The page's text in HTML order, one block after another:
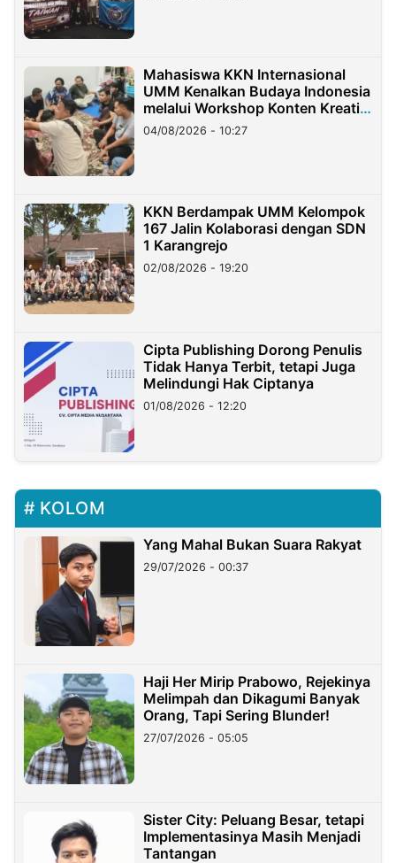
Mahasiswa KKN Internasional
UMM Kenalkan Budaya Indonesia
melalui Workshop Konten Kreatif
di Taiwan
04/08/2026 - 10:27
KKN Berdampak UMM Kelompok
167 Jalin Kolaborasi dengan SDN
1 Karangrejo
02/08/2026 - 19:20
Cipta Publishing Dorong Penulis
Tidak Hanya Terbit, tetapi Juga
Melindungi Hak Ciptanya
01/08/2026 - 12:20
KOLOM
Yang Mahal Bukan Suara Rakyat
29/07/2026 - 00:37
Haji Her Mirip Prabowo, Rejekinya
Melimpah dan Dikagumi Banyak
Orang, Tapi Sering Blunder!
27/07/2026 - 05:05
Sister City: Peluang Besar, tetapi
Implementasinya Masih Menjadi
Tantangan